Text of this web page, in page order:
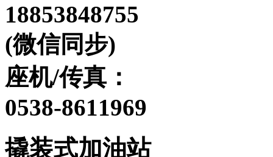
18853848755
(微信同步)
座机/传真：
0538-8611969
撬装式加油站